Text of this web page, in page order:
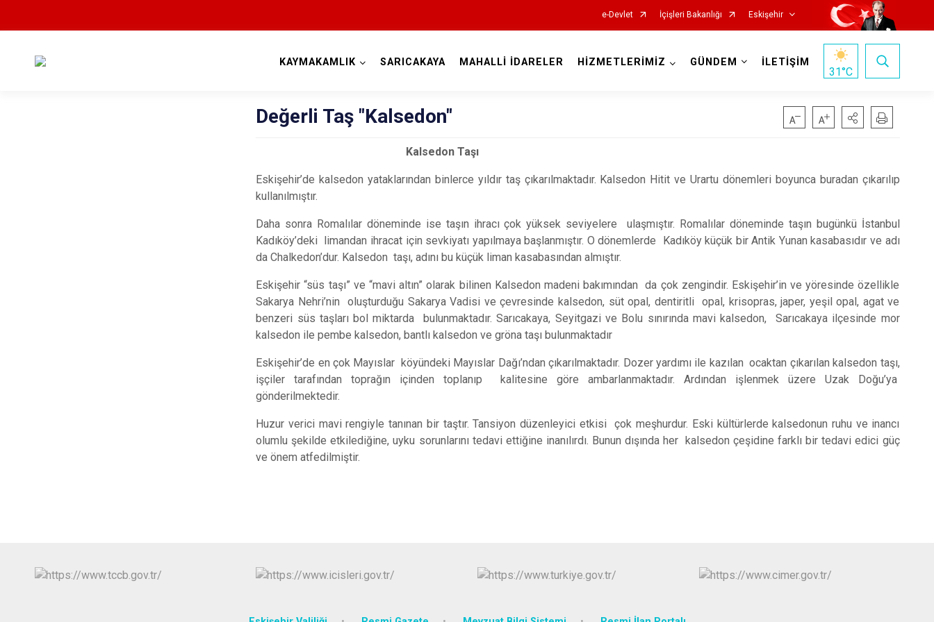
e-Devlet İçişleri Bakanlığı Eskişehir
Alpu
Beylikova
Çifteler
Günyüzü
Han
İnönü
Mahmudiye
Mihalgazi
Mihalıççık
Seyitgazi
Sivrihisar
Tepebaşı
KAYMAKAMLIK SARICAKAYA MAHALLİ İDARELER HİZMETLERİMİZ GÜNDEM İLETİŞİM
31°C
Değerli Taş "Kalsedon"
Kalsedon Taşı
Eskişehir’de kalsedon yataklarından binlerce yıldır taş çıkarılmaktadır. Kalsedon Hitit ve Urartu dönemleri boyunca buradan çıkarılıp
kullanılmıştır.
Daha sonra Romalılar döneminde ise taşın ihracı çok yüksek seviyelere ulaşmıştır. Romalılar döneminde taşın bugünkü İstanbul
Kadıköy’deki limandan ihracat için sevkiyatı yapılmaya başlanmıştır. O dönemlerde Kadıköy küçük bir Antik Yunan kasabasıdır ve adı
da Chalkedon’dur. Kalsedon taşı, adını bu küçük liman kasabasından almıştır.
Eskişehir “süs taşı” ve “mavi altın” olarak bilinen Kalsedon madeni bakımından da çok zengindir. Eskişehir’in ve yöresinde özellikle
Sakarya Nehri’nin oluşturduğu Sakarya Vadisi ve çevresinde kalsedon, süt opal, dentiritli opal, krisopras, japer, yeşil opal, agat ve
benzeri süs taşları bol miktarda bulunmaktadır. Sarıcakaya, Seyitgazi ve Bolu sınırında mavi kalsedon, Sarıcakaya ilçesinde mor
kalsedon ile pembe kalsedon, bantlı kalsedon ve gröna taşı bulunmaktadır
Eskişehir’de en çok Mayıslar köyündeki Mayıslar Dağı’ndan çıkarılmaktadır. Dozer yardımı ile kazılan ocaktan çıkarılan kalsedon taşı,
işçiler tarafından toprağın içinden toplanıp kalitesine göre ambarlanmaktadır. Ardından işlenmek üzere Uzak Doğu’ya
gönderilmektedir.
Huzur verici mavi rengiyle tanınan bir taştır. Tansiyon düzenleyici etkisi çok meşhurdur. Eski kültürlerde kalsedonun ruhu ve inancı
olumlu şekilde etkilediğine, uyku sorunlarını tedavi ettiğine inanılırdı. Bunun dışında her kalsedon çeşidine farklı bir tedavi edici güç
ve önem atfedilmiştir.